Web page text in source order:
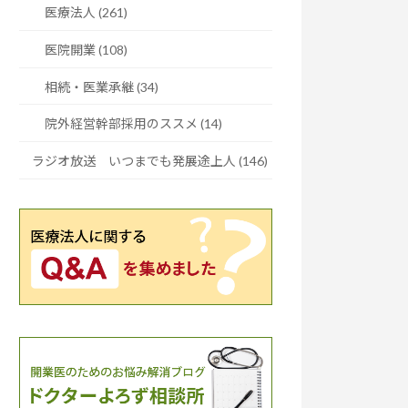
医療法人 (261)
医院開業 (108)
相続・医業承継 (34)
院外経営幹部採用のススメ (14)
ラジオ放送 いつまでも発展途上人 (146)